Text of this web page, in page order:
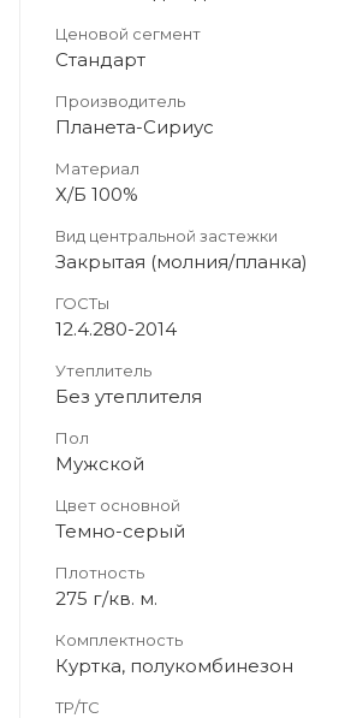
Ценовой сегмент
Стандарт
Производитель
Планета-Сириус
Материал
Х/Б 100%
Вид центральной застежки
Закрытая (молния/планка)
ГОСТы
12.4.280-2014
Утеплитель
Без утеплителя
Пол
Мужской
Цвет основной
Темно-серый
Плотность
275 г/кв. м.
Комплектность
Куртка, полукомбинезон
ТР/ТС